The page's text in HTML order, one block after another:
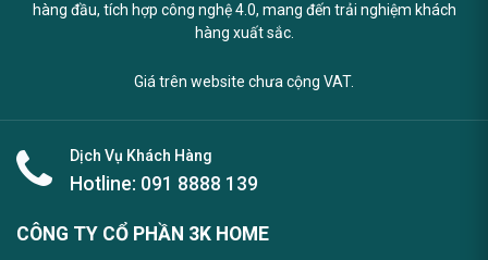
hàng đầu, tích hợp công nghệ 4.0, mang đến trải nghiệm khách
hàng xuất sắc.
Giá trên website chưa cộng VAT.
Dịch Vụ Khách Hàng
Hotline: 091 8888 139
CÔNG TY CỔ PHẦN 3K HOME